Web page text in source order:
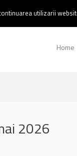
Home
2026
utilizarii